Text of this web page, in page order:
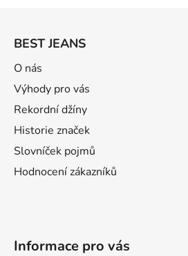
BEST JEANS
O nás
Výhody pro vás
Rekordní džíny
Historie značek
Slovníček pojmů
Hodnocení zákazníků
Informace pro vás